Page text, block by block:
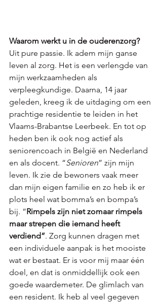
Waarom werkt u in de ouderenzorg?
Uit pure passie. Ik adem mijn ganse
leven al zorg. Het is een verlengde van
mijn werkzaamheden als
verpleegkundige. Daarna, 14 jaar
geleden, kreeg ik de uitdaging om een
prachtige residentie te leiden in het
Vlaams-Brabantse Leerbeek. En tot op
heden ben ik ook nog actief als
seniorencoach in België en Nederland
en als docent. “Senioren” zijn mijn
leven. Ik zie de bewoners vaak meer
dan mijn eigen familie en zo heb ik er
plots heel wat bomma’s en bompa’s
bij. “Rimpels zijn niet zomaar rimpels
maar strepen die iemand heeft
verdiend”. Zorg kunnen dragen met
een individuele aanpak is het mooiste
wat er bestaat. Er is voor mij maar één
doel, en dat is onmiddellijk ook een
goede waardemeter. De glimlach van
een resident. Ik heb al veel gegeven